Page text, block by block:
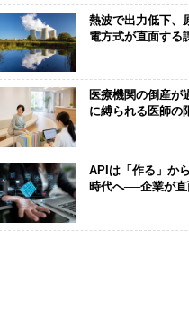
熱波で出力低下、
電方式が直面する
医療機関の倒産が
に縛られる医師の
APIは「作る」か
時代へ──企業が